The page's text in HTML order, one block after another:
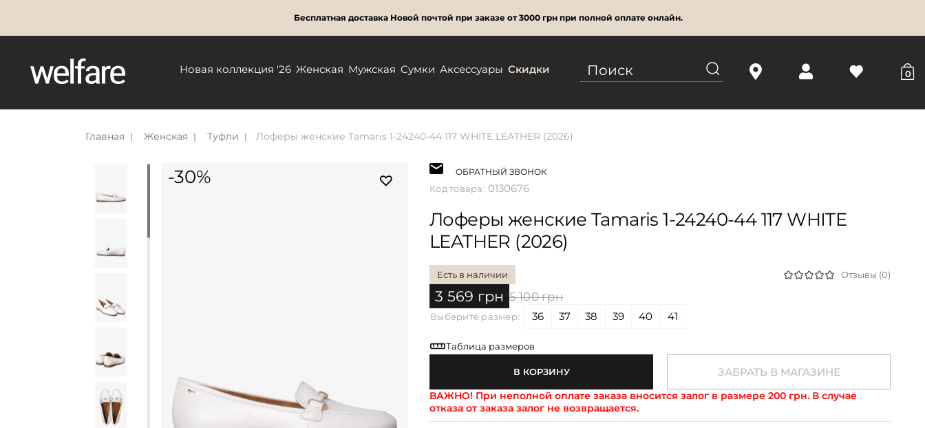
Бесплатная доставка Новой почтой при заказе от 3000 грн при полной оплате онлайн.
Новая коллекция '26 Женская Мужская Сумки Аксессуары Скидки 0
Главная Женская Туфли Лоферы женские Tamaris 1-24240-44 117 WHITE LEATHER (2026)
-30% ОБРАТНЫЙ ЗВОНОК
Код товара: 0130676
Лоферы женские Tamaris 1-24240-44 117 WHITE
LEATHER (2026)
Есть в наличии Отзывы (0)
Выберите размер: 36 37 38 39 40 41
Таблица размеров
3 569 грн 5 100 грн
В КОРЗИНУ ЗАБРАТЬ В МАГАЗИНЕ
ВАЖНО! При неполной оплате заказа вносится залог в размере 200 грн. В случае
отказа от заказа залог не возвращается.